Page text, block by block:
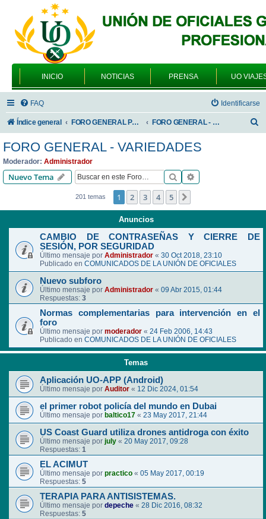
INICIO NOTICIAS PRENSA UO
FAQ Identificarse
Índice general FORO GENERAL PARA TODOS LOS USUARIOS FORO GENERAL - VARIEDADES
FORO GENERAL - VARIEDADES
Moderador: Administrador
Nuevo Tema Buscar
201 temas 1 2 3 4 5
Anuncios
CAMBIO DE CONTRASEÑAS Y CIERRE DE
SESIÓN, POR SEGURIDAD
Último mensaje por Administrador « 30 Oct 2018, 23:10
Publicado en COMUNICADOS DE LA UNIÓN DE OFICIALES
Nuevo subforo
Último mensaje por Administrador « 09 Abr 2015, 01:44
Respuestas: 3
Normas complementarias para intervención en el
foro
Último mensaje por moderador « 24 Feb 2006, 14:43
Publicado en COMUNICADOS DE LA UNIÓN DE OFICIALES
Temas
Aplicación UO-APP (Android)
Último mensaje por Auditor « 12 Dic 2024, 01:54
el primer robot policía del mundo en Dubai
Último mensaje por baltico17 « 23 May 2017, 21:44
US Coast Guard utiliza drones antidroga con éxito
Último mensaje por july « 20 May 2017, 09:28
Respuestas: 1
EL ACIMUT
Último mensaje por practico « 05 May 2017, 00:19
Respuestas: 5
TERAPIA PARA ANTISISTEMAS.
Último mensaje por depeche « 28 Dic 2016, 08:32
Respuestas: 5